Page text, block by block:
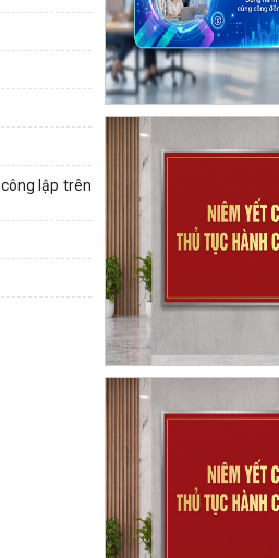
lập trên
Kế hoạch thực hiện
ngày 15/7/2026 của
thành phố về...
Tăng cường công tác
hoạt động săn bắt,
hoang dã,...
Thông báo phun trừ
hại lúa vụ Mùa năm 2026
Phối hợp triển khai
ngừng hoạt động
nghệ 2G
Thông báo Tuyển ứng
viên chăm sóc đi làm
chương trình...